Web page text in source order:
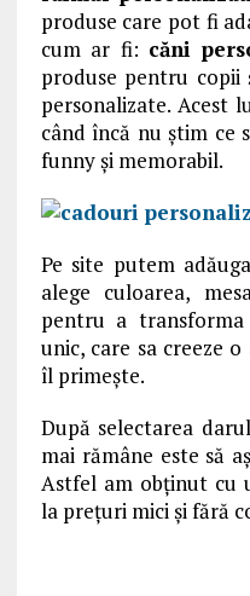
produse care pot fi
cum ar fi: căni
produse pentru
personalizate. Acest
când încă nu știm ce
funny și memorabil.
Pe site putem
alege culoarea,
pentru a
unic, care sa creeze
îl primește.
După selectarea
mai rămâne este să
Astfel am obținut cu
la prețuri mici și fără